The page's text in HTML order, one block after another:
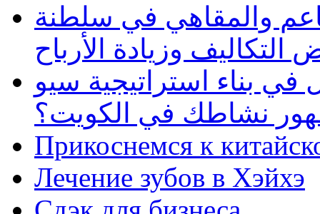
والمقاهي في سلطنة
وزيادة الأرباح
بناء استراتيجية سيو
نشاطك في الكويت؟
Прикоснемся к
Лечение зубов в Хэйхэ